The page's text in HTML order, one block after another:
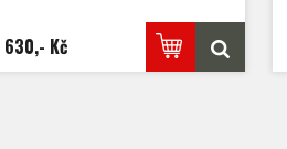
další barva.
3: Automaticky režim změny barvy.
Stiskněte dotykové tlačítko na poslední
630,- Kč